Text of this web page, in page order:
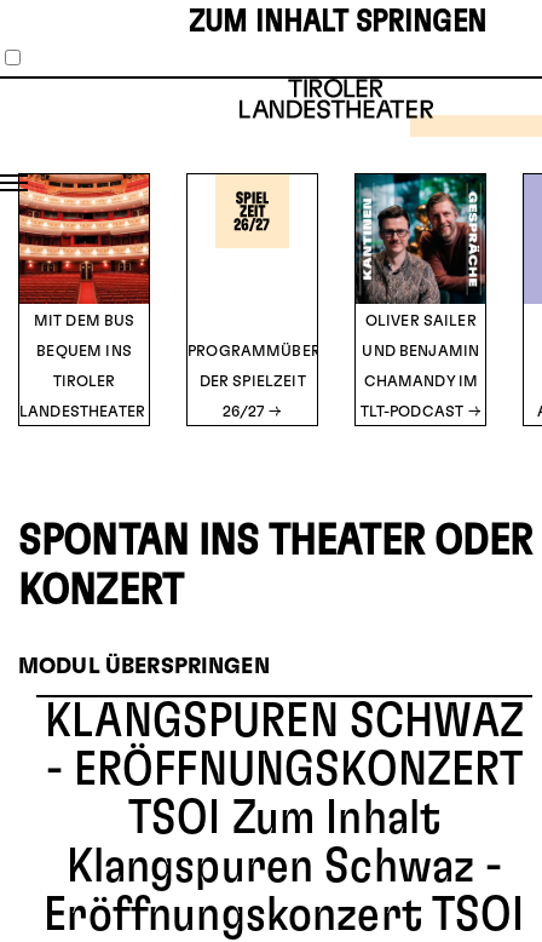
ZUM INHALT SPRINGEN
Musical
12345
MIT DEM BUS
BEQUEM INS
TIROLER
LANDESTHEATER
PROGRAMMÜBERSICHT
DER SPIELZEIT
26/27
OLIVER SAILER
UND BENJAMIN
CHAMANDY IM
TLT-PODCAST
SPONTAN INS THEATER
KONZERT
MODUL ÜBERSPRINGEN
KLANGSPUREN SCHWAZ
- ERÖFFNUNGSKONZERT
TSOI Zum Inhalt
Klangspuren Schwaz -
Eröffnungskonzert TSOI